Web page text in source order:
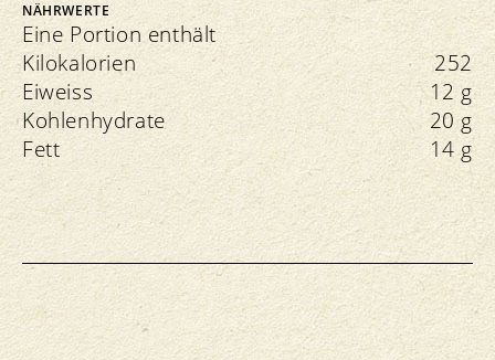
NÄHRWERTE
Eine Portion enthält
Kilokalorien
252
Eiweiss
12 g
Kohlenhydrate
20 g
Fett
14 g